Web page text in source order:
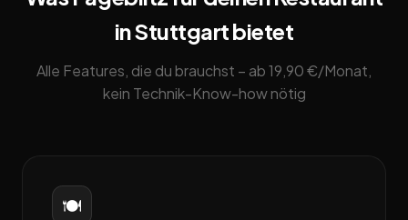
in Stuttgart bietet
Alle Features, die du brauchst – ab 19,90 €/Monat,
kein Technik-Know-how nötig
🍽️